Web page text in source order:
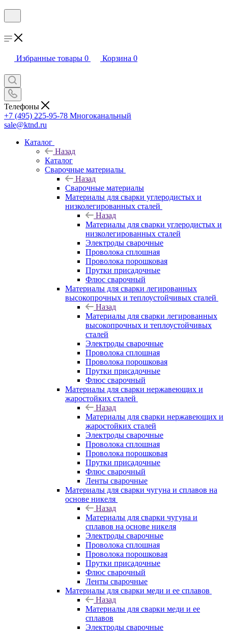
Избранные товары 0 Корзина 0
Телефоны
+7 (495) 225-95-78 Многоканальный
sale@ktnd.ru
Каталог
Назад
Каталог
Сварочные материалы
Назад
Сварочные материалы
Материалы для сварки углеродистых и
низколегированных сталей
Назад
Материалы для сварки углеродистых и
низколегированных сталей
Электроды сварочные
Проволока сплошная
Проволока порошковая
Прутки присадочные
Флюс сварочный
Материалы для сварки легированных
высокопрочных и теплоустойчивых сталей
Назад
Материалы для сварки легированных
высокопрочных и теплоустойчивых
сталей
Электроды сварочные
Проволока сплошная
Проволока порошковая
Прутки присадочные
Флюс сварочный
Материалы для сварки нержавеющих и
жаростойких сталей
Назад
Материалы для сварки нержавеющих и
жаростойких сталей
Электроды сварочные
Проволока сплошная
Проволока порошковая
Прутки присадочные
Флюс сварочный
Ленты сварочные
Материалы для сварки чугуна и сплавов на
основе никеля
Назад
Материалы для сварки чугуна и
сплавов на основе никеля
Электроды сварочные
Проволока сплошная
Проволока порошковая
Прутки присадочные
Флюс сварочный
Ленты сварочные
Материалы для сварки меди и ее сплавов
Назад
Материалы для сварки меди и ее
сплавов
Электроды сварочные